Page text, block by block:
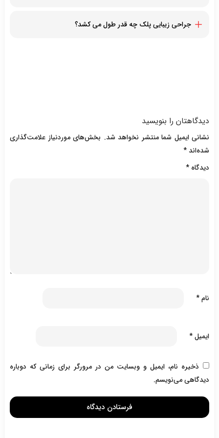
زیبایی پلک شده برطرف می شوند.
جراحی زیبایی پلک چه قدر طول می کشد؟
دیدگاهتان را بنویسید
نشانی ایمیل شما منتشر نخواهد شد. بخش‌های موردنیاز علامت‌گذاری
شده‌اند*
دیدگاه *
نام*
ایمیل*
ذخیره نام، ایمیل و وبسایت من در مرورگر برای زمانی که دوباره
دیدگاهی می‌نویسم.